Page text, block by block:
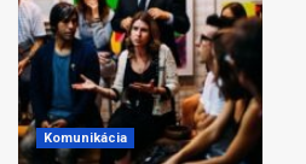
Komunikácia